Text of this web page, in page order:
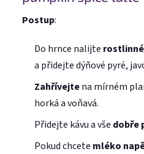
Přihlásit se
Nová registrace
Přihlásit se přes Facebook
Přihlásit se přes Google
Postup:
Do hrnce nalijte
a přidejte dýňové pyré,
Zahřívejtena mírném
horká a voňavá.
Přidejte kávu a vše dobře
Pokud chcete mléko